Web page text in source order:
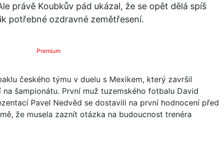
právě Koubkův pád ukázal, že se opět dělá spíš
potřebné ozdravné zemětřesení.
Premium
českého týmu v duelu s Mexikem, který završil
šampionátu. První muž tuzemského fotbalu David
Pavel Nedvěd se dostavili na první hodnocení před
že musela zaznít otázka na budoucnost trenéra